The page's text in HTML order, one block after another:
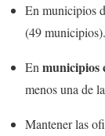
En municipios
(49 municipios).
En municipios
menos una de
Mantener las